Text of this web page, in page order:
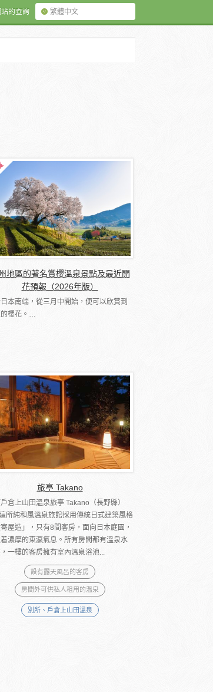
繁體中文
的查詢
地區的著名賞櫻溫泉景點及最近開
花預報（2026年版）
本南端，從三月中開始，便可以欣賞到
櫻花。…
旅亭 Takano
倉上山田溫泉旅亭 Takano（長野縣）
所純和風溫泉旅館採用傳統日式建築風格
寄屋造」，只有8間客房，面向日本庭園，
濃厚的東瀛氣息。所有房間都有溫泉水
一樓的客房擁有室內溫泉浴池...
設有露天風呂的客房
房間外可供私人租用的溫泉
別所、戶倉上山田溫泉